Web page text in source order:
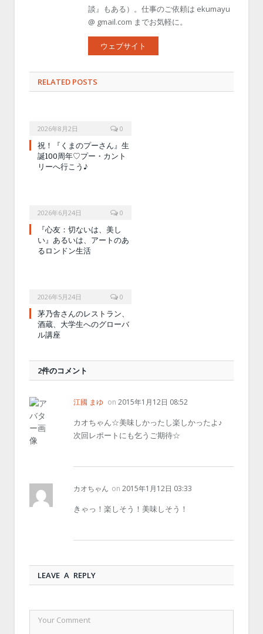
談』もある）。仕事のご依頼は ekumayu
@ gmail.com までお気軽に。
ウェブサイト
RELATED POSTS
2026年8月2日 0
祝！『くまのプーさん』生
誕100周年♡プー・カント
リーへ行こう♪
2026年6月24日 0
『心友：切ないは、美し
い』あるいは、アートのあ
るロンドン生活
2026年5月24日 0
茅乃舎さんのレストラン、
酒蔵、大学生へのグローバ
ル講座
2件のコメント
江國 まゆ on 2015年1月12日 08:52
カオちゃん☆美味しかったし楽しかったよ♪
次回レポートにも乞うご期待☆
カオちゃん on 2015年1月12日 03:33
きゃっ！楽しそう！美味しそう！
LEAVE A REPLY